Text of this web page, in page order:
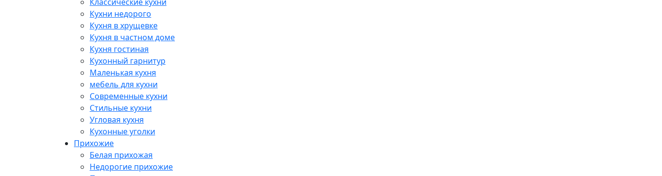
Кухни недорого
Кухня в хрущевке
Кухня в частном доме
Кухня гостиная
Кухонный гарнитур
Маленькая кухня
мебель для кухни
Современные кухни
Стильные кухни
Угловая кухня
Кухонные уголки
Прихожие
Белая прихожая
Недорогие прихожие